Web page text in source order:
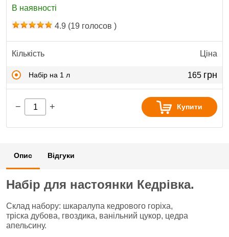
В наявності
4.9 (19 голосов )
Кількість Ціна
Набір на 1 л 165 грн
− + Купити
Опис Відгуки
Набір для настоянки Кедрівка.
Склад набору: шкаралупа кедрового горіха,
тріска дубова, гвоздика, ванільний цукор, цедра
апельсину.